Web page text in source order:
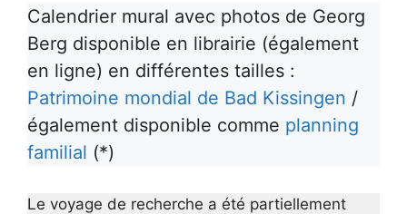
Calendrier mural avec photos de Georg
Berg disponible en librairie (également
en ligne) en différentes tailles :
Patrimoine mondial de Bad Kissingen /
également disponible comme planning
familial (*)
Le voyage de recherche a été partiellement